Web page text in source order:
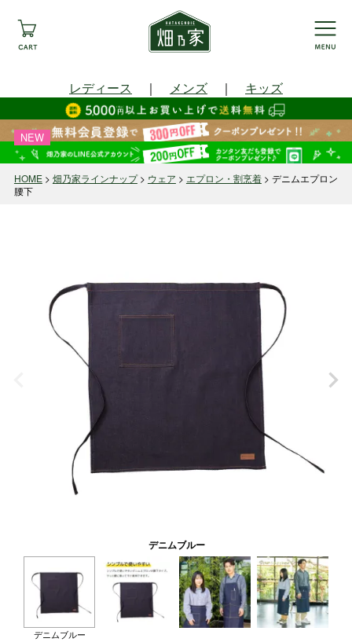
レディース ｜ メンズ ｜ キッズ
HOME 畑乃家ラインナップ ウェア エプロン・割烹着
デニムエプロン
腰下
デニムブルー
デニムブルー
NEW